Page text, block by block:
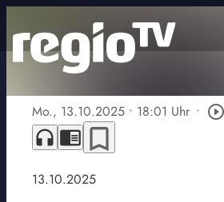
Mo., 13.10.2025 • 18:01 Uhr • play_circle_outline
headphones chrome_reader_mode bookmark_border
13.10.2025